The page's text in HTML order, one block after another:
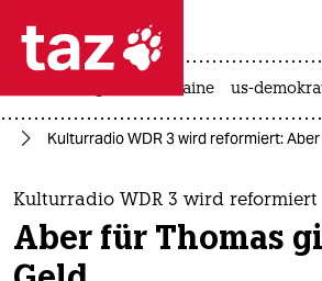
 taz zahl ich
taz zahl ich
themen
politik
krieg in der ukraine us-
Kulturradio WDR 3 wird reformiert: Aber
Kulturradio WDR 3 wird reformiert
Aber für Thomas